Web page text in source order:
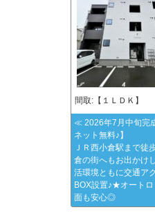
間取:【１ＬＤＫ】
≪ 2026年7月中旬完
ネット無料♪】
ＪＲ西小倉駅まで徒
倉の街へもお出かけ
活環境ともに交通ア
BOX設置♪★オートロ
面も安心◎